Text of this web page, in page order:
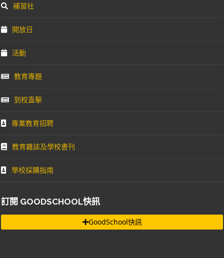
補習社
開放日
活動
教育專題
到校直擊
專業教育招聘
教育雜誌及學校書刊
學校採購指南
訂閱 GOODSCHOOL快訊
GoodSchool快訊